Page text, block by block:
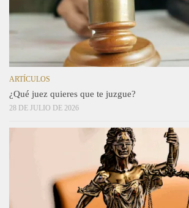
ARTÍCULOS
¿Qué juez quieres que te juzgue?
28 DE JULIO DE 2026